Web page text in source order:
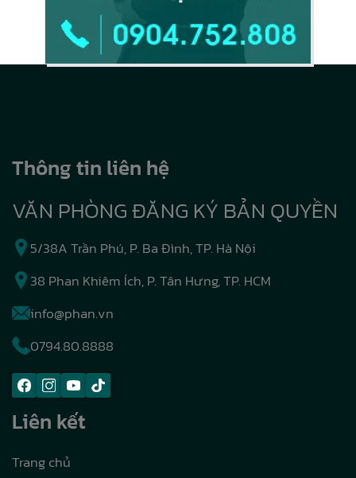
Thông tin liên hệ
VĂN PHÒNG ĐĂNG KÝ BẢN QUYỀN
5/38A Trần Phú, P. Ba Đình, TP. Hà Nội
38 Phan Khiêm Ích, P. Tân Hưng, TP. HCM
info@phan.vn
0794.80.8888
Liên kết
Trang chủ